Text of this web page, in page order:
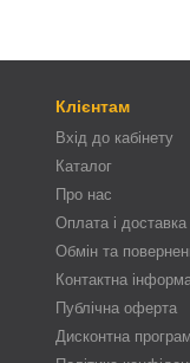
Клієнтам
Вхід до кабінету
Каталог
Про нас
Оплата і доставка
Обмін та
Контактна
Публічна оферта
Дисконтна